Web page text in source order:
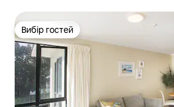
Вибір гостей
Вибір гостей